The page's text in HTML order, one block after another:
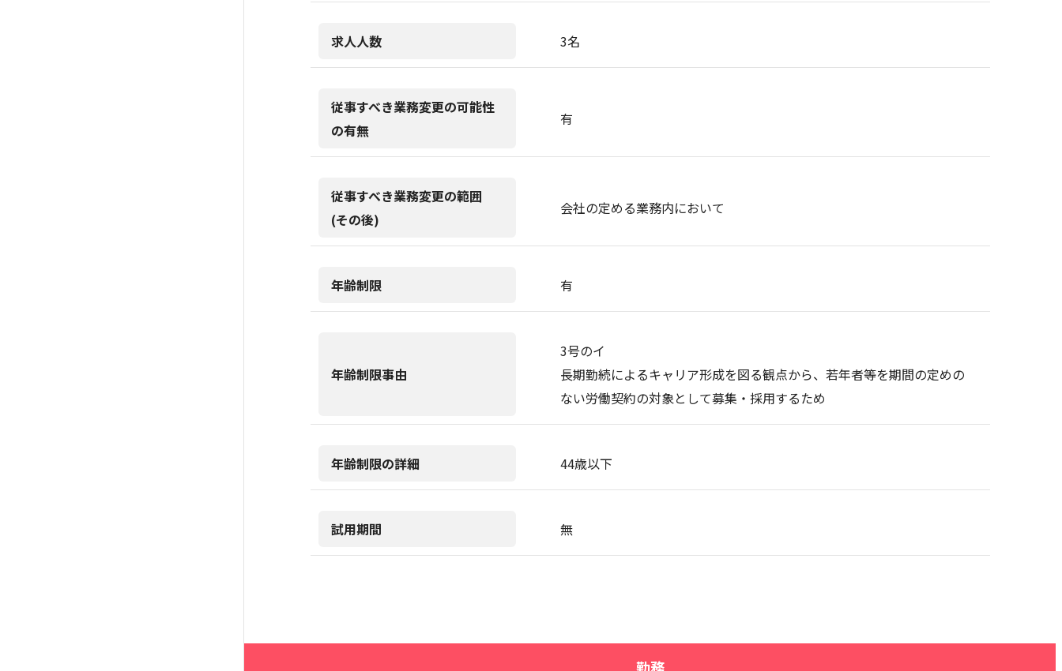
求人人数 3名
従事すべき業務変更の可能性
の有無
有
従事すべき業務変更の範囲
(その後)
会社の定める業務内において
年齢制限 有
年齢制限事由
3号のイ
長期勤続によるキャリア形成を図る観点から、若年者等を期間の定めの
ない労働契約の対象として募集・採用するため
年齢制限の詳細 44歳以下
試用期間 無